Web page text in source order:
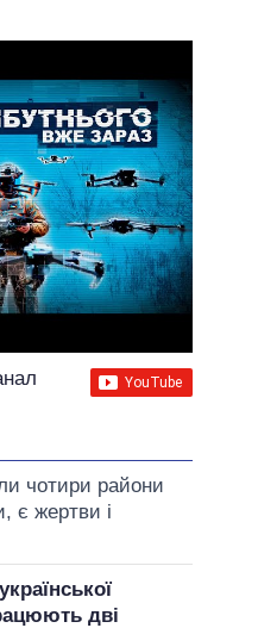
чотири райони
є жертви і
дві